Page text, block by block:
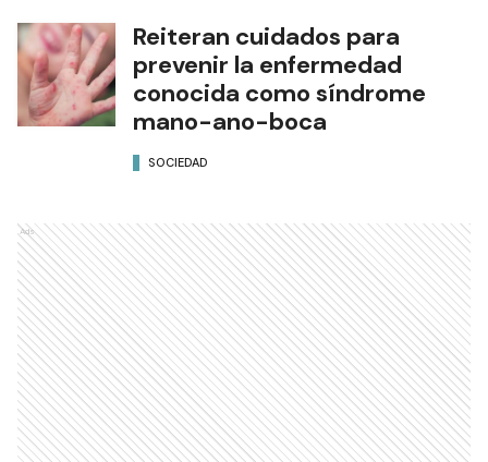
Reiteran cuidados para
prevenir la enfermedad
conocida como síndrome
mano-ano-boca
SOCIEDAD
Ads